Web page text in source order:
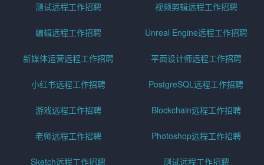
测试远程工作招聘 视频剪辑远程工作招聘
编辑远程工作招聘 Unreal Engine远程工作招聘
新媒体运营远程工作招聘 平面设计师远程工作招聘
小红书远程工作招聘 PostgreSQL远程工作招聘
游戏远程工作招聘 Blockchain远程工作招聘
老师远程工作招聘 Photoshop远程工作招聘
Sketch远程工作招聘 测试远程工作招聘